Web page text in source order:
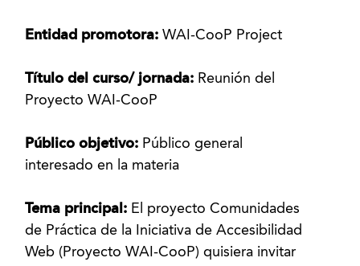
Entidad promotora:WAI-CooP Project
Título del curso/ jornada: Reunión del
Proyecto WAI-CooP
Público objetivo: Público general
interesado en la materia
Tema principal: El proyecto Comunidades
de Práctica de la Iniciativa de Accesibilidad
Web (Proyecto WAI-CooP) quisiera invitar